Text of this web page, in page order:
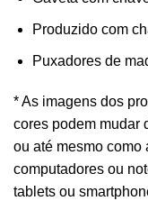
Produzido com
Puxadores de
* As imagens dos
cores podem mudar
ou até mesmo
computadores ou
tablets ou